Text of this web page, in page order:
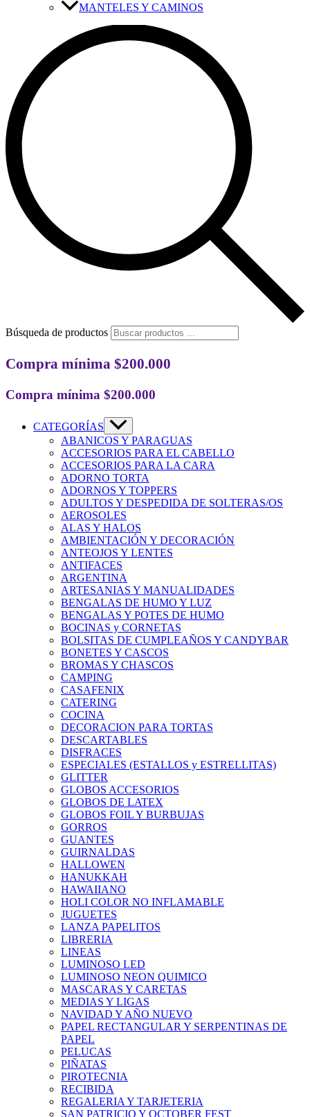
MANTELES Y CAMINOS
Búsqueda de productos
Compra mínima $200.000
Compra mínima $200.000
CATEGORÍAS
ABANICOS Y PARAGUAS
ACCESORIOS PARA EL CABELLO
ACCESORIOS PARA LA CARA
ADORNO TORTA
ADORNOS Y TOPPERS
ADULTOS Y DESPEDIDA DE SOLTERAS/OS
AEROSOLES
ALAS Y HALOS
AMBIENTACIÓN Y DECORACIÓN
ANTEOJOS Y LENTES
ANTIFACES
ARGENTINA
ARTESANIAS Y MANUALIDADES
BENGALAS DE HUMO Y LUZ
BENGALAS Y POTES DE HUMO
BOCINAS y CORNETAS
BOLSITAS DE CUMPLEAÑOS Y CANDYBAR
BONETES Y CASCOS
BROMAS Y CHASCOS
CAMPING
CASAFENIX
CATERING
COCINA
DECORACION PARA TORTAS
DESCARTABLES
DISFRACES
ESPECIALES (ESTALLOS y ESTRELLITAS)
GLITTER
GLOBOS ACCESORIOS
GLOBOS DE LATEX
GLOBOS FOIL Y BURBUJAS
GORROS
GUANTES
GUIRNALDAS
HALLOWEN
HANUKKAH
HAWAIIANO
HOLI COLOR NO INFLAMABLE
JUGUETES
LANZA PAPELITOS
LIBRERIA
LINEAS
LUMINOSO LED
LUMINOSO NEON QUIMICO
MASCARAS Y CARETAS
MEDIAS Y LIGAS
NAVIDAD Y AÑO NUEVO
PAPEL RECTANGULAR Y SERPENTINAS DE
PAPEL
PELUCAS
PIÑATAS
PIROTECNIA
RECIBIDA
REGALERIA Y TARJETERIA
SAN PATRICIO Y OCTOBER FEST